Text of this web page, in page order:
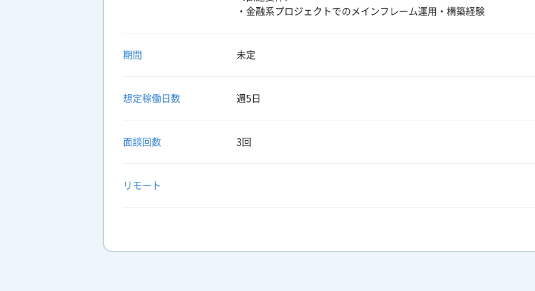
・金融系プロジェクトでのメインフレーム運用・構築経験
期間 未定
想定稼働日数 週5日
面談回数 3回
リモート